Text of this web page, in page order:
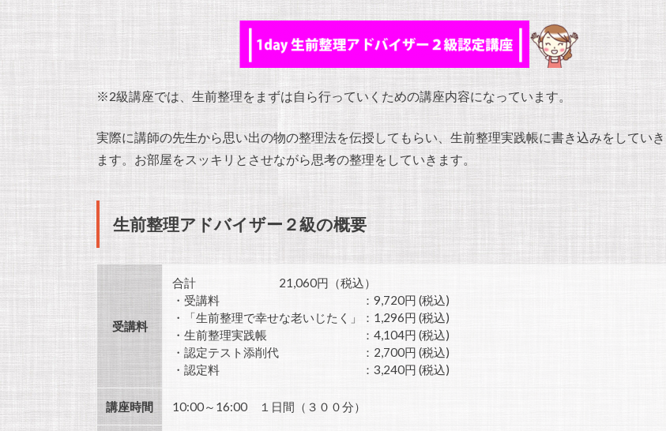
※2級講座では、生前整理をまずは自ら行っていくための講座内容になっています。
実際に講師の先生から思い出の物の整理法を伝授してもらい、生前整理実践帳に書き込みをしていき
ます。お部屋をスッキリとさせながら思考の整理をしていきます。
生前整理アドバイザー２級の概要
受講料
合計 21,060円（税込）
・受講料 ：9,720円 (税込)
・「生前整理で幸せな老いじたく」：1,296円 (税込)
・生前整理実践帳 ：4,104円 (税込)
・認定テスト添削代 ：2,700円 (税込)
・認定料 ：3,240円 (税込)
講座時間 10:00～16:00 １日間（３００分）